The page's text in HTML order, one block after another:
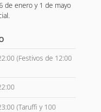
de enero y 1 de mayo
(Festivos de 12:00
(Taruffi y 100